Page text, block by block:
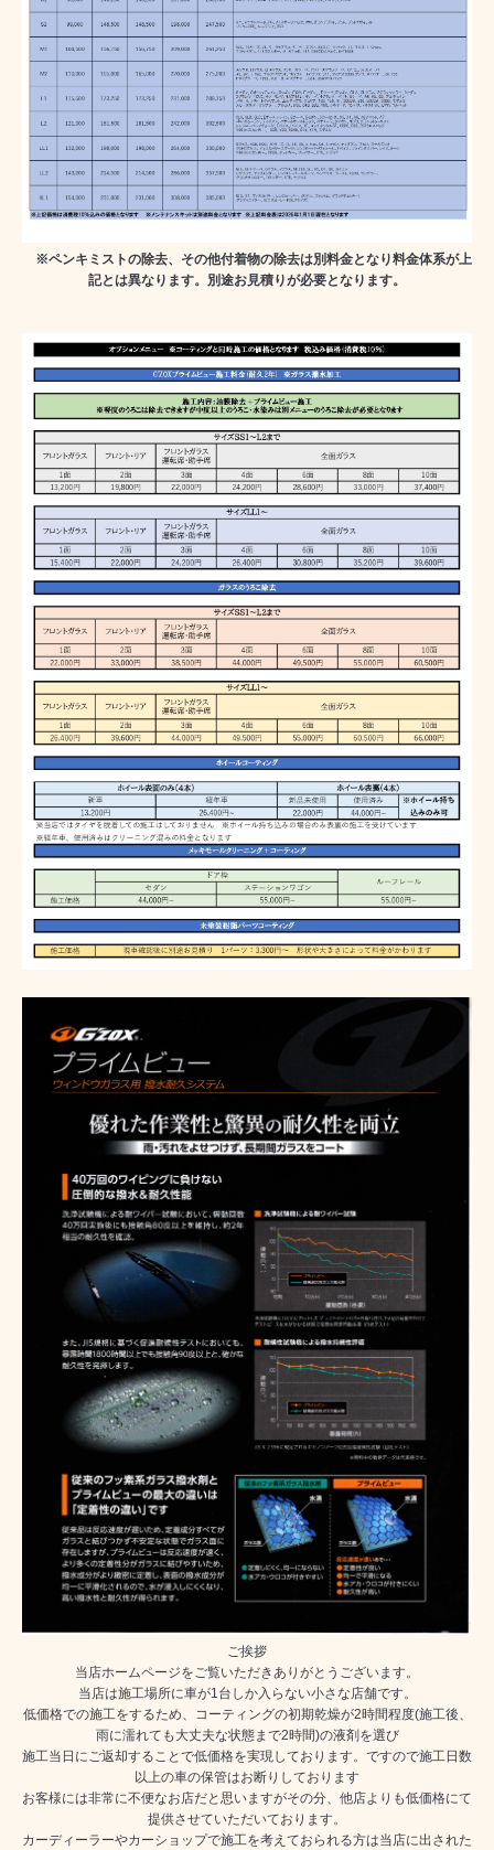
※ペンキミストの除去、その他付着物の除去は別料金となり料金体系が上
記とは異なります。別途お見積りが必要となります。
ご挨拶
当店ホームページをご覧いただきありがとうございます。
当店は施工場所に車が1台しか入らない小さな店舗です。
低価格での施工をするため、コーティングの初期乾燥が2時間程度(施工後、
雨に濡れても大丈夫な状態まで2時間)の液剤を選び
施工当日にご返却することで低価格を実現しております。ですので施工日数
以上の車の保管はお断りしております
お客様には非常に不便なお店だと思いますがその分、他店よりも低価格にて
提供させていただいております。
カーディーラーやカーショップで施工を考えておられる方は当店に出された